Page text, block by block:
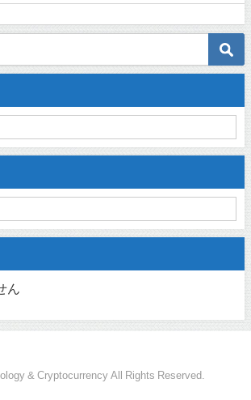
ん
& Cryptocurrency All Rights Reserved.